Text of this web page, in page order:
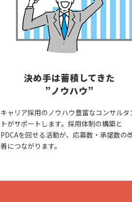
決め手は蓄積してきた
”ノウハウ”
キャリア採用のノウハウ豊富なコンサルタ
トがサポートします。採用体制の構築と
PDCAを回せる活動が、応募数・承諾数の
善につながります。